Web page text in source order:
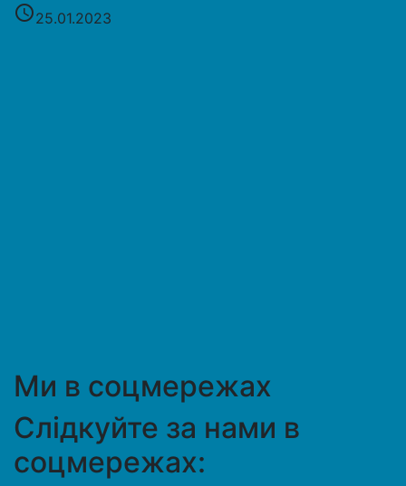
access_time25.01.2023
Ми в соцмережах
Слідкуйте за нами в
соцмережах: